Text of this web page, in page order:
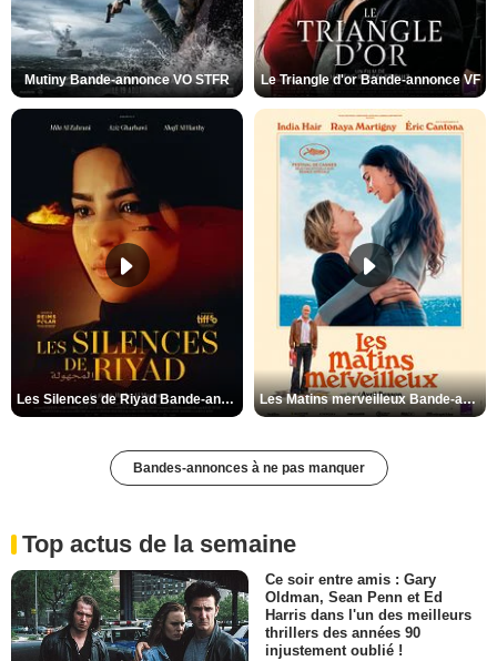
Mutiny Bande-annonce VO STFR Le Triangle d'or Bande-annonce VF
Les Silences de Riyad Bande-annonce VO STFR Les Matins merveilleux Bande-annonce VF
Bandes-annonces à ne pas manquer
Top actus de la semaine
Ce soir entre amis : Gary
Oldman, Sean Penn et Ed
Harris dans l'un des meilleurs
thrillers des années 90
injustement oublié !